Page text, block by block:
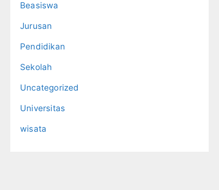
Beasiswa
Jurusan
Pendidikan
Sekolah
Uncategorized
Universitas
wisata